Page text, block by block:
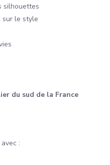
silhouettes
sur le style
du sud de la France
: